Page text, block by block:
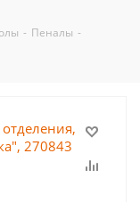
- Пеналы -